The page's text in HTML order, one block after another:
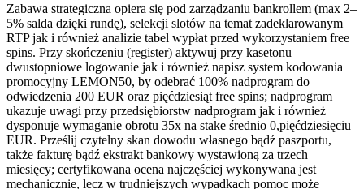
Zabawa strategiczna opiera się pod zarządzaniu bankrollem (max 2–
5% salda dzięki rundę), selekcji slotów na temat zadeklarowanym
RTP jak i również analizie tabel wypłat przed wykorzystaniem free
spins. Przy skończeniu (register) aktywuj przy kasetonu
dwustopniowe logowanie jak i również napisz system kodowania
promocyjny LEMON50, by odebrać 100% nadprogram do
odwiedzenia 200 EUR oraz pięćdziesiąt free spins; nadprogram
ukazuje uwagi przy przedsiębiorstw nadprogram jak i również
dysponuje wymaganie obrotu 35x na stake średnio 0,pięćdziesięciu
EUR. Prześlij czytelny skan dowodu własnego bądź paszportu,
także fakturę bądź ekstrakt bankowy wystawioną za trzech
miesięcy; certyfikowana ocena najczęściej wykonywana jest
mechanicznie, lecz w trudniejszych wypadkach pomoc może